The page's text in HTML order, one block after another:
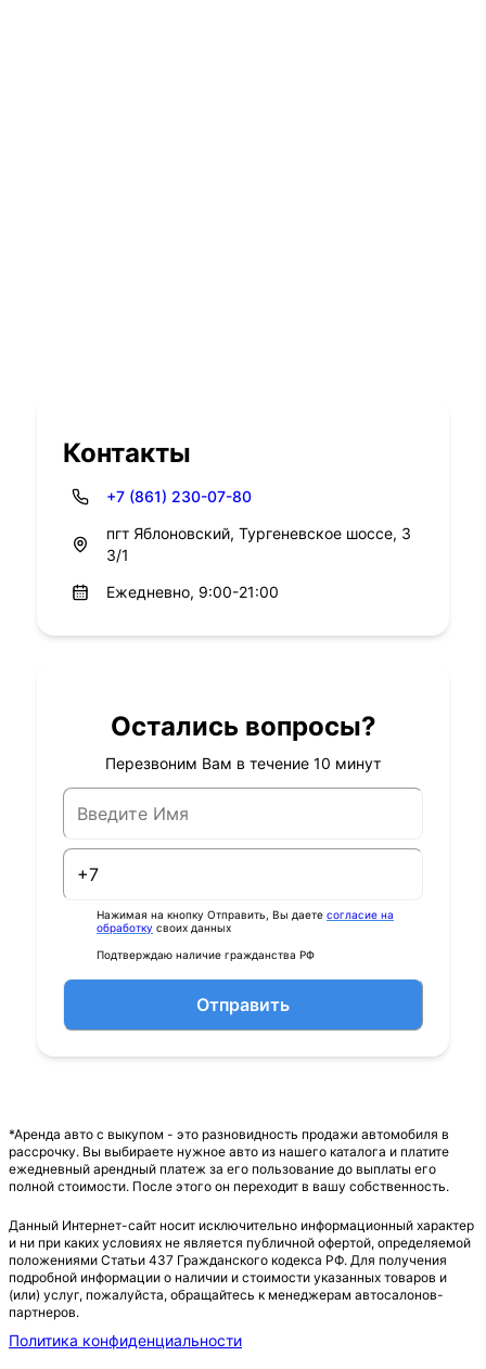
Контакты
+7 (861) 230-07-80
пгт Яблоновский, Тургеневское шоссе, 3
3/1
Ежедневно, 9:00-21:00
Остались вопросы?
Перезвоним Вам в течение 10 минут
Нажимая на кнопку Отправить, Вы даете согласие на
обработку своих данных
Подтверждаю наличие гражданства РФ
Отправить
*Аренда авто с выкупом - это разновидность продажи автомобиля в
рассрочку. Вы выбираете нужное авто из нашего каталога и платите
ежедневный арендный платеж за его пользование до выплаты его
полной стоимости. После этого он переходит в вашу собственность.
Данный Интернет-сайт носит исключительно информационный характер
и ни при каких условиях не является публичной офертой, определяемой
положениями Статьи 437 Гражданского кодекса РФ. Для получения
подробной информации о наличии и стоимости указанных товаров и
(или) услуг, пожалуйста, обращайтесь к менеджерам автосалонов-
партнеров.
Политика конфиденциальности